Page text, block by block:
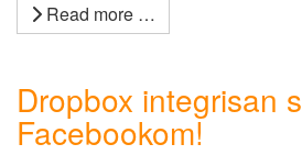
Read more …
Dropbox integrisan s
Facebookom!